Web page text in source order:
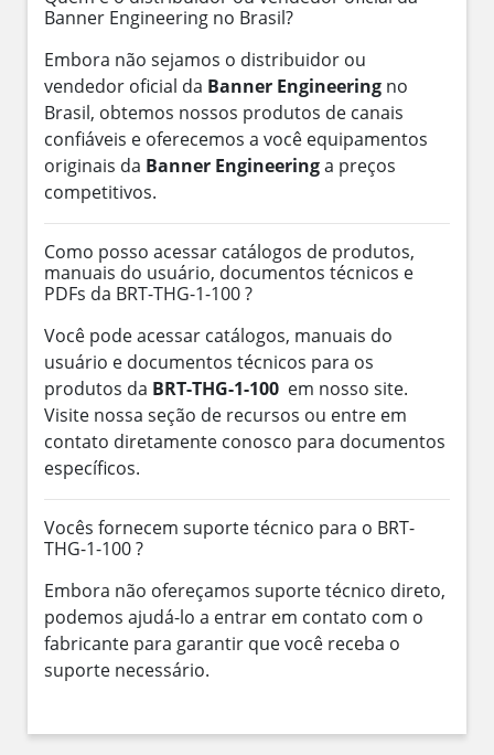
Banner Engineering no Brasil?
Embora não sejamos o distribuidor ou
vendedor oficial da Banner Engineering no
Brasil, obtemos nossos produtos de canais
confiáveis e oferecemos a você equipamentos
originais da Banner Engineeringa preços
competitivos.
Como posso acessar catálogos de produtos,
manuais do usuário, documentos técnicos e
PDFs da BRT-THG-1-100 ?
Você pode acessar catálogos, manuais do
usuário e documentos técnicos para os
produtos da BRT-THG-1-100 em nosso site.
Visite nossa seção de recursos ou entre em
contato diretamente conosco para documentos
específicos.
Vocês fornecem suporte técnico para o BRT-
THG-1-100 ?
Embora não ofereçamos suporte técnico direto,
podemos ajudá-lo a entrar em contato com o
fabricante para garantir que você receba o
suporte necessário.